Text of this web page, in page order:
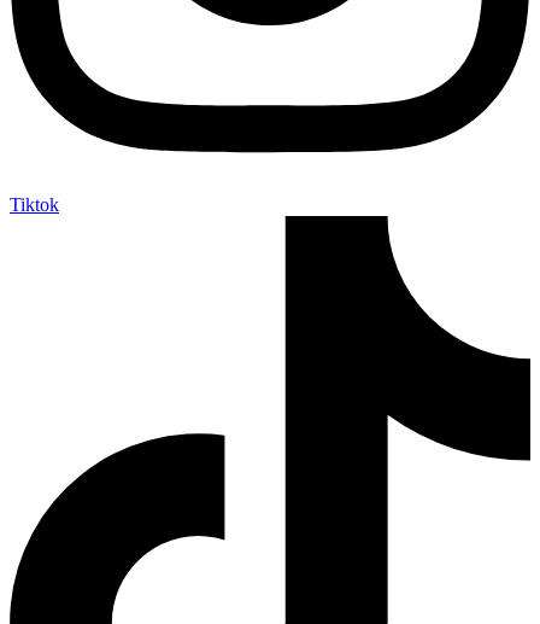
Tiktok